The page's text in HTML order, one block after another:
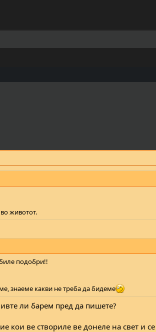
животот.
подобри!!
знаеме какви не треба да бидеме
ли барем пред да пишете?
кои ве створиле ве донеле на свет и